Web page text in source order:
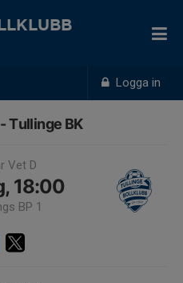
Logga in
Tullinge BK
Vet D
18:00
BP 1